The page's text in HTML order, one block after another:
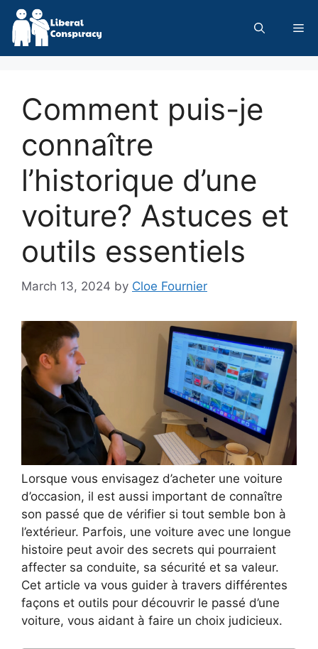
Skip
content
Comment puis-je
connaître
l’historique d’une
voiture? Astuces et
outils essentiels
March 13, 2024 by Cloe Fournier
Lorsque vous envisagez d’acheter une voiture
d’occasion, il est aussi important de connaître
son passé que de vérifier si tout semble bon à
l’extérieur. Parfois, une voiture avec une longue
histoire peut avoir des secrets qui pourraient
affecter sa conduite, sa sécurité et sa valeur.
Cet article va vous guider à travers différentes
façons et outils pour découvrir le passé d’une
voiture, vous aidant à faire un choix judicieux.